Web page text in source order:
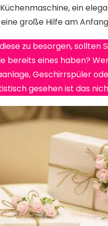
ein
große Hilfe am
zu besorgen,
bereits eines haben?
Geschirrspüler
gesehen ist das